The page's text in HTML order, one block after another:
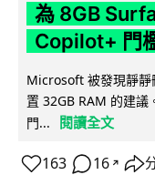
為 8GB
Copilot+ 門
Microsoft 被發現靜靜
置 32GB RAM 的建議
門...
閱讀全文
163 16 ↗